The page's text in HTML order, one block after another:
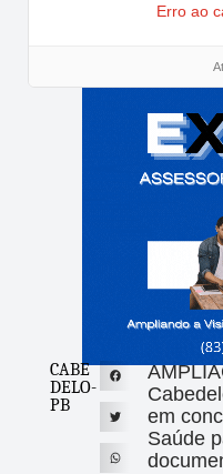
Erro ao
CABE
DELO-
PB
em
Saúde